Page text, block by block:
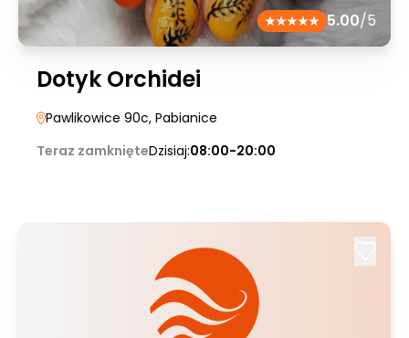
5.00/5
Dotyk Orchidei
Pawlikowice 90c, Pabianice
Teraz zamknięteDzisiaj:08:00-20:00